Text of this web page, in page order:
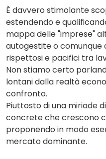
È davvero stimolante
estendendo e
mappa delle "imprese"
autogestite o
rispettosi e pacifici tra
Non stiamo certo
lontani dalla realtà
confronto.
Piuttosto di una miriade
concrete che crescono
proponendo in modo
mercato dominante.